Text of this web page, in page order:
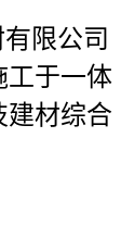
限公司
工于一体
建材综合